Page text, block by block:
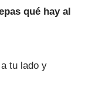
qué hay al
tu lado y